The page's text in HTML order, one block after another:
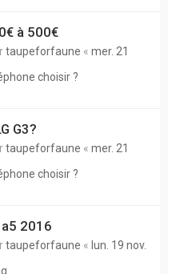
à 500€
taupeforfaune « mer. 21
choisir ?
G3?
taupeforfaune « mer. 21
choisir ?
2016
taupeforfaune « lun. 19 nov.